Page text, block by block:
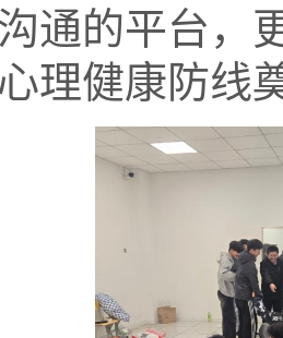
通的平台，
理健康防线